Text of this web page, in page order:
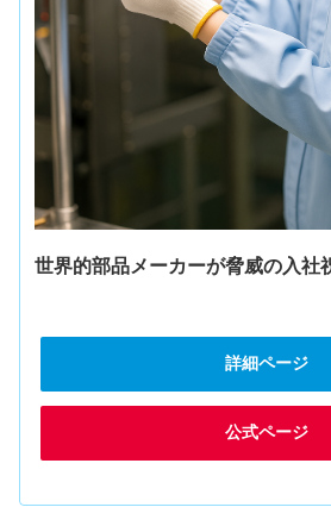
世界的部品メーカーが脅威の入社
詳細ページ
公式ページ